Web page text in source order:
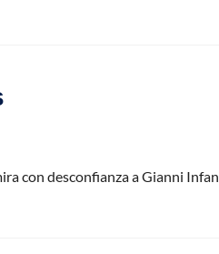
con desconfianza a Gianni